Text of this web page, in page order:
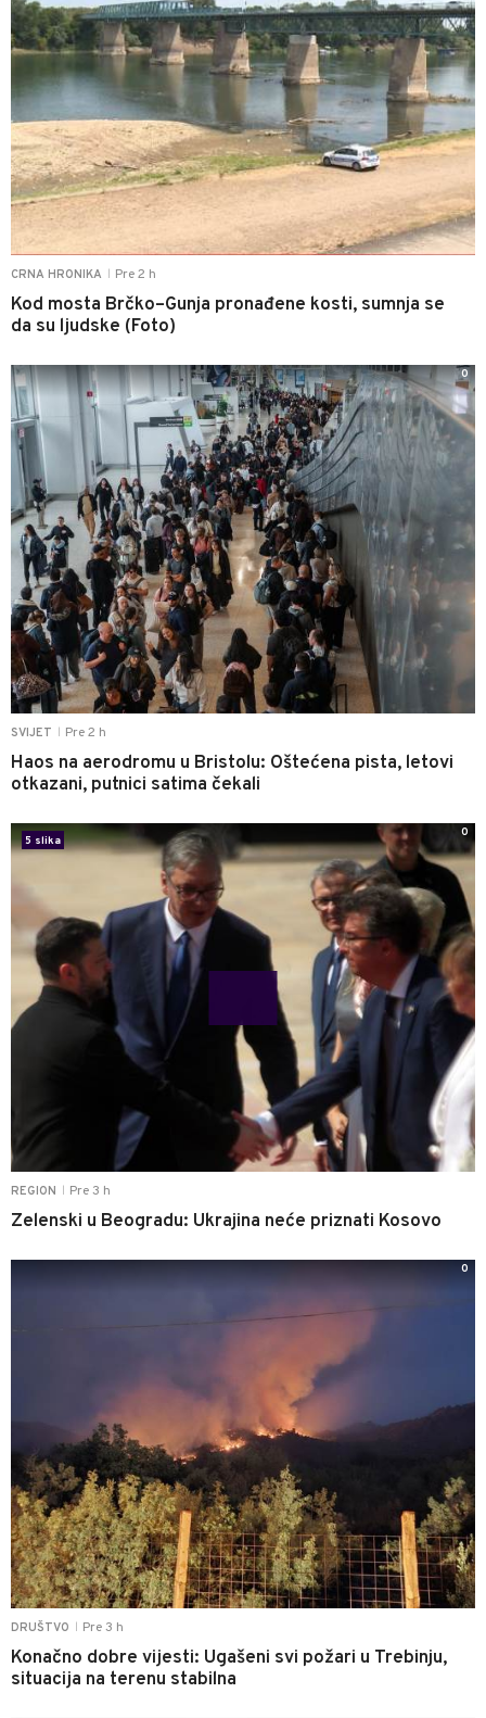
CRNA HRONIKA Pre 2 h
Kod mosta Brčko–Gunja pronađene kosti, sumnja se
da su ljudske (Foto)
SVIJET Pre 2 h
Haos na aerodromu u Bristolu: Oštećena pista, letovi
otkazani, putnici satima čekali
0
REGION Pre 3 h
Zelenski u Beogradu: Ukrajina neće priznati Kosovo
5 slika
0
DRUŠTVO Pre 3 h
Konačno dobre vijesti: Ugašeni svi požari u Trebinju,
situacija na terenu stabilna
0